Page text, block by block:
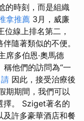
的時刻，而是組織
拿推薦 3月，威廉
線上排名第二，
隨著類似的不便。
席多伯恩·奧馬德
稱他們的訪問為“一
因此，接受治療後
期期間，我們可以
擇。 Sziget著名的
及許多豪華酒店和餐